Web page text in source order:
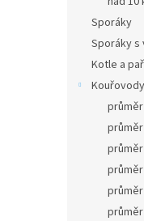
Sporáky
Sporáky s
Kotle a
Kouřovody